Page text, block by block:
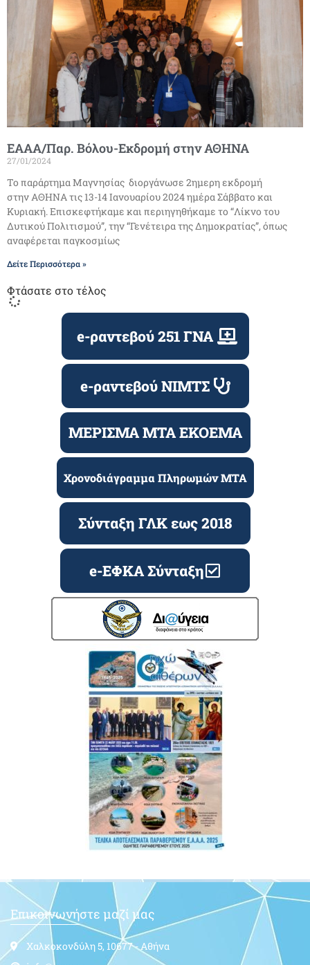
ΕΑΑΑ/Παρ. Βόλου-Εκδρομή στην ΑΘΗΝΑ
27/01/2024
Το παράρτημα Μαγνησίας διοργάνωσε 2ημερη εκδρομή
στην ΑΘΗΝΑ τις 13-14 Ιανουαρίου 2024 ημέρα Σάββατο και
Κυριακή. Επισκεφτήκαμε και περιηγηθήκαμε το “Λίκνο του
Δυτικού Πολιτισμού”, την “Γενέτειρα της Δημοκρατίας”, όπως
αναφέρεται παγκοσμίως
Δείτε Περισσότερα »
Ασμχος (ΤΥΗ) ε.α. Μπισμπίκος Βασίλειος του
Γεννήθηκε το 1937 στο Μοσχάτο Αττικής και ήταν κάτοικος εν
ζωή Χανίων Κρήτης. Κατατάχθηκε στις τάξεις της Π.Α. (Σ.Τ.Υ.Α.
9η) το 1957 και αποστρατεύτηκε το 1987. Η εξόδιος ακολουθία
Λειτουργία Βόρειας Πύλης Εισόδου ΝΙΜΤΣ
Σας γνωρίζουμε ότι από 23 Ιανουαρίου 2024 άνοιξε η είσοδος και
εφεξής θα είναι δυνατή η είσοδος – έξοδος πεζών από τη Βόρεια
Πύλη του Νοσοκομείου (Πάρκο Ελευθερίας – έξοδος